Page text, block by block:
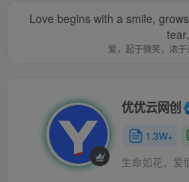
Love begins with a smile,
tear.
爱，起于微笑，浓
优优云网创
1.3W+
生命如花，爱